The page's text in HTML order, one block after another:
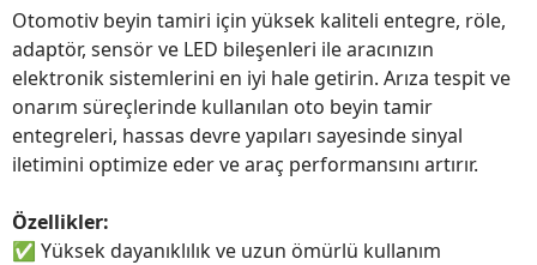
Otomotiv beyin tamiri için yüksek kaliteli entegre, röle,
adaptör, sensör ve LED bileşenleri ile aracınızın
elektronik sistemlerini en iyi hale getirin. Arıza tespit ve
onarım süreçlerinde kullanılan oto beyin tamir
entegreleri, hassas devre yapıları sayesinde sinyal
iletimini optimize eder ve araç performansını artırır.
Özellikler:
✅ Yüksek dayanıklılık ve uzun ömürlü kullanım